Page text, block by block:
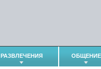
РАЗВЛЕЧЕНИЯ ОБЩЕНИЕ